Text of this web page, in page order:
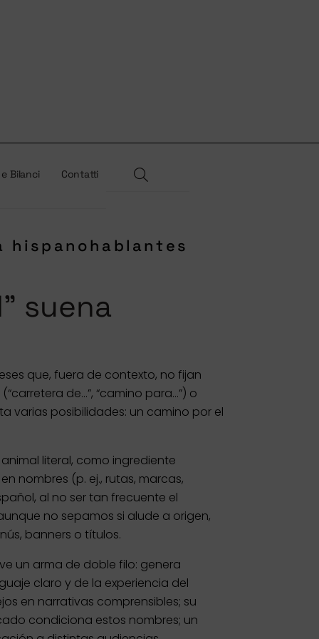
Bilanci Contatti
hispanohablantes
suena
que, fuera de contexto, no fijan
de…”, “camino para…”) o
varias posibilidades: un camino por el
literal, como ingrediente
nombres (p. ej., rutas, marcas,
al no ser tan frecuente el
no sepamos si alude a origen,
banners o títulos.
un arma de doble filo: genera
claro y de la experiencia del
en narrativas comprensibles; su
condiciona estos nombres; un